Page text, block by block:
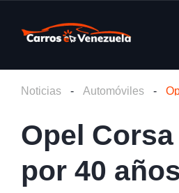
Noticias - Automóviles -
Opel
por 40